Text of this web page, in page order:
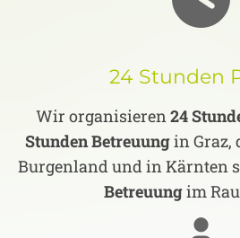
24 Stunden
Wir organisieren24
Stunden Betreuungin Graz,
Burgenland und in Kärnten
Betreuungim